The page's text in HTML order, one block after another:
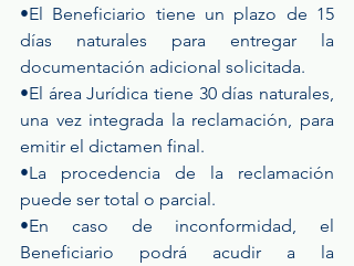
•El Beneficiario tiene un plazo de 15
días naturales para entregar la
documentación adicional solicitada.
•El área Jurídica tiene 30 días naturales,
una vez integrada la reclamación, para
emitir el dictamen final.
•La procedencia de la reclamación
puede ser total o parcial.
•En caso de inconformidad, el
Beneficiario podrá acudir a la